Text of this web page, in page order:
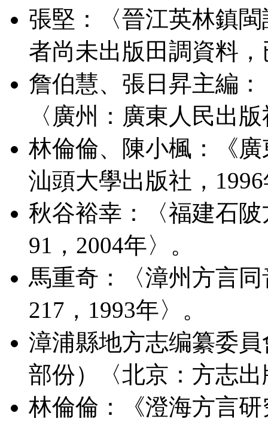
張堅：〈晉江英林鎮
者尚未出版田調資料
詹伯慧、張日昇主編
〈廣州：廣東人民出
林倫倫、陳小楓：《
汕頭大學出版社，
秋谷裕幸：〈福建石
91，2004年〉。
馬重奇：〈漳州方言
217，1993年〉。
漳浦縣地方志编纂委
部份）〈北京：方志
林倫倫：《澄海方言